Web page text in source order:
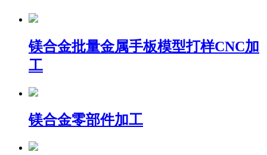
镁合金批量金属手板模型打样CNC加
工
镁合金零部件加工